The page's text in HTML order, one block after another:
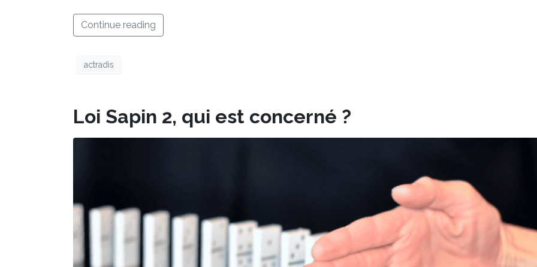
Continue reading
actradis
Loi Sapin 2, qui est concerné ?